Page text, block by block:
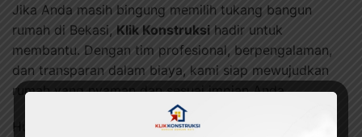
Jika Anda masih bingung memilih tukang bangun
rumah di Bekasi, Klik Konstruksi hadir untuk
membantu. Dengan tim profesional, berpengalaman,
dan transparan dalam biaya, kami siap mewujudkan
rumah yang nyaman dan sesuai impian Anda.
Hubungi kami sekarang juga untuk